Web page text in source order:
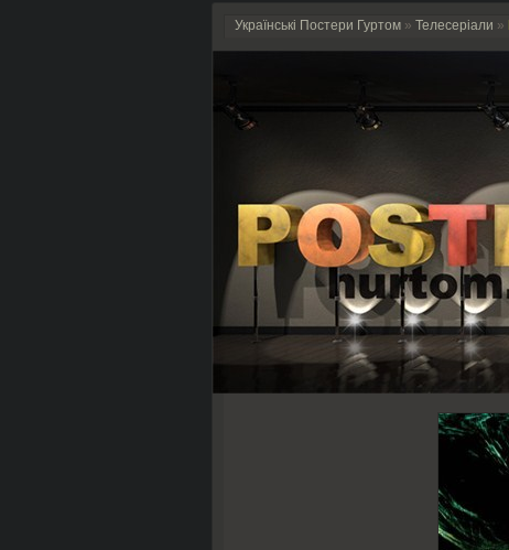
Українські Постери Гуртом » Телесеріали »